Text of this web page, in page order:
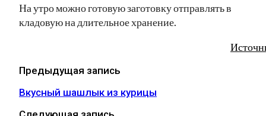
На утро можно готовую заготовку отправлять в
кладовую на длительное хранение.
Предыдущая запись
Вкусный шашлык из курицы